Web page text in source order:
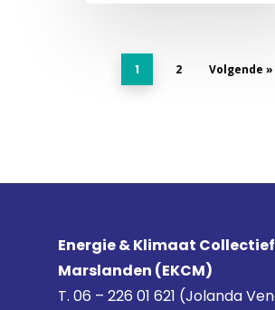
1 2 Volgende »
Energie & Klimaat Collectief
Marslanden (EKCM)
T. 06 – 226 01 621 (Jolanda